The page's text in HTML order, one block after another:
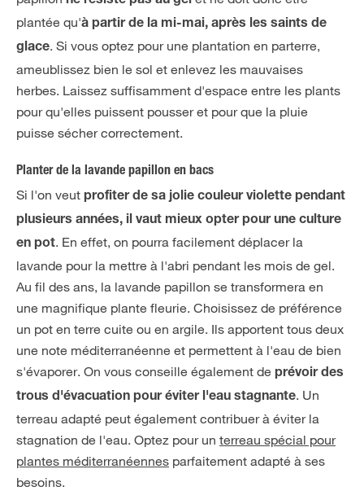
plantée qu'à partir de la mi-mai, après les saints de
glace. Si vous optez pour une plantation en parterre,
ameublissez bien le sol et enlevez les mauvaises
herbes. Laissez suffisamment d'espace entre les plants
pour qu'elles puissent pousser et pour que la pluie
puisse sécher correctement.
Planter de la lavande papillon en bacs
Si l'on veut profiter de sa jolie couleur violette pendant
plusieurs années, il vaut mieux opter pour une culture
en pot. En effet, on pourra facilement déplacer la
lavande pour la mettre à l'abri pendant les mois de gel.
Au fil des ans, la lavande papillon se transformera en
une magnifique plante fleurie. Choisissez de préférence
un pot en terre cuite ou en argile. Ils apportent tous deux
une note méditerranéenne et permettent à l'eau de bien
s'évaporer. On vous conseille également de prévoir des
trous d'évacuation pour éviter l'eau stagnante. Un
terreau adapté peut également contribuer à éviter la
stagnation de l'eau. Optez pour un terreau spécial pour
plantes méditerranéennes parfaitement adapté à ses
besoins.